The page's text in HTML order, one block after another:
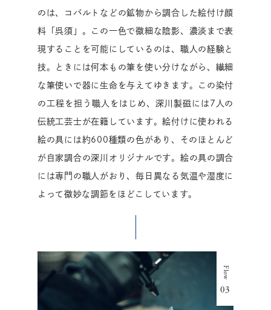
のは、コバルトなどの鉱物から調合した絵付け顔
料「呉須」。この一色で微細な陰影、濃淡まで表
現することを可能にしているのは、職人の経験と
技。ときには何本もの筆を使い分けながら、繊細
な筆使いで器に生命を与えてゆきます。この染付
の工程を担う職人をはじめ、深川製磁には7人の
伝統工芸士が在籍しています。絵付けに使われる
絵の具には約600種類の色があり、そのほとんど
が自家調合の深川オリジナルです。絵の具の調合
には専門の職人がおり、毎日異なる気温や湿度に
よって微妙な調節をほどこしています。